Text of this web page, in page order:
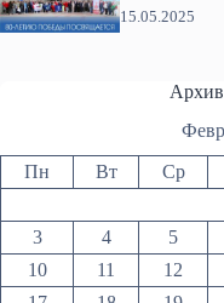
15.05.2025
Пн Вт Ср
3
4 5
10
11 12